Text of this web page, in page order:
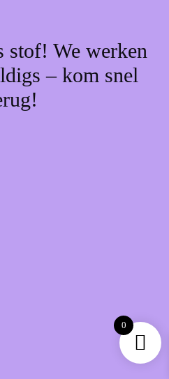
stof! We werken
– kom snel
0